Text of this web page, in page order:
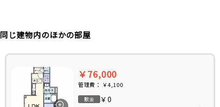
同じ建物内のほかの部屋
￥76,000
管理費： ￥4,100
敷金 ￥0